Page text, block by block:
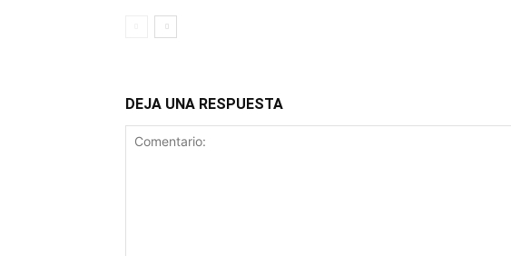
DEJA UNA RESPUESTA